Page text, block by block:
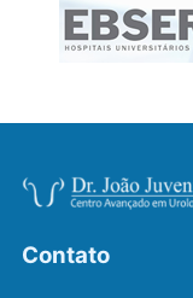
Contato